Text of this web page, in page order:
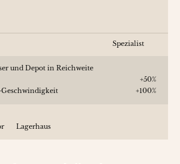
Spezialist
und Depot in Reichweite
+50%
Geschwindigkeit
+100%
Lagerhaus